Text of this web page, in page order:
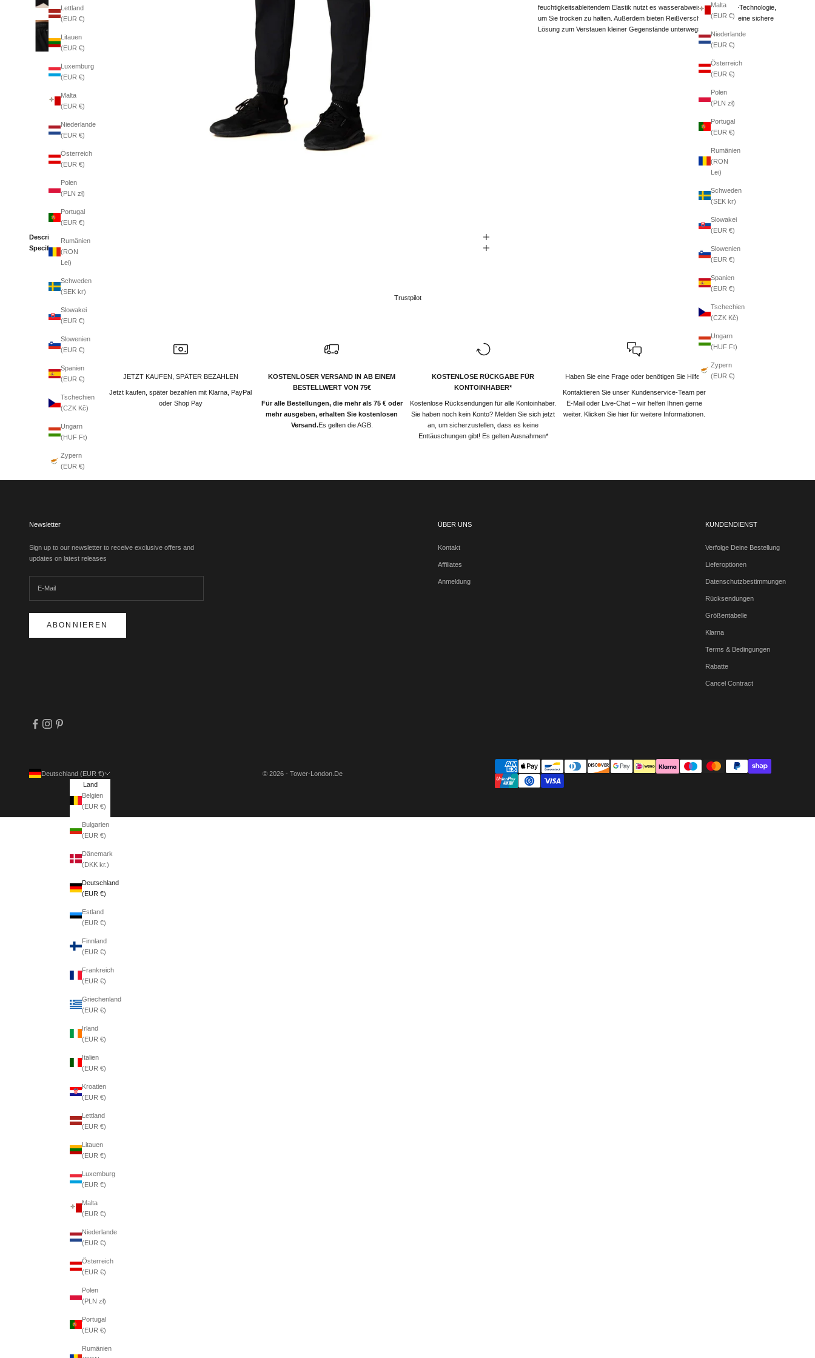
Malta
(EUR €)
Niederlande
(EUR €)
Österreich
(EUR €)
Polen
(PLN zł)
Portugal
(EUR €)
Rumänien
(RON
Lei)
Schweden
(SEK kr)
Slowakei
(EUR €)
Slowenien
(EUR €)
Spanien
(EUR €)
Tschechien
(CZK Kč)
Ungarn
(HUF Ft)
Zypern
(EUR €)
Lettland
(EUR €)
Litauen
(EUR €)
Luxemburg
(EUR €)
Malta
(EUR €)
Niederlande
(EUR €)
Österreich
(EUR €)
Polen
(PLN zł)
Portugal
(EUR €)
Rumänien
(RON
Lei)
Schweden
(SEK kr)
Slowakei
(EUR €)
Slowenien
(EUR €)
Spanien
(EUR €)
Tschechien
(CZK Kč)
Ungarn
(HUF Ft)
Zypern
(EUR €)
feuchtigkeitsableitendem Elastik nutzt es wasserabweisende Protek-Technologie,
um Sie trocken zu halten. Außerdem bieten Reißverschlusstaschen eine sichere
Lösung zum Verstauen kleiner Gegenstände unterwegs.
Description
Specifications
Trustpilot
JETZT KAUFEN, SPÄTER BEZAHLEN
Jetzt kaufen, später bezahlen mit Klarna, PayPal
oder Shop Pay
KOSTENLOSER VERSAND IN AB EINEM
BESTELLWERT VON 75€
Für alle Bestellungen, die mehr als 75 € oder
mehr ausgeben, erhalten Sie kostenlosen
Versand.Es gelten die AGB.
KOSTENLOSE RÜCKGABE FÜR
KONTOINHABER*
Kostenlose Rücksendungen für alle Kontoinhaber.
Sie haben noch kein Konto? Melden Sie sich jetzt
an, um sicherzustellen, dass es keine
Enttäuschungen gibt! Es gelten Ausnahmen*
Haben Sie eine Frage oder benötigen Sie Hilfe?
Kontaktieren Sie unser Kundenservice-Team per
E-Mail oder Live-Chat – wir helfen Ihnen gerne
weiter. Klicken Sie hier für weitere Informationen.
Newsletter
Sign up to our newsletter to receive exclusive offers and
updates on latest releases
ABONNIEREN
ÜBER UNS
Kontakt
Affiliates
Anmeldung
KUNDENDIENST
Verfolge Deine Bestellung
Lieferoptionen
Datenschutzbestimmungen
Rücksendungen
Größentabelle
Klarna
Terms & Bedingungen
Rabatte
Cancel Contract
Deutschland (EUR €)
Land
Belgien
(EUR €)
Bulgarien
(EUR €)
Dänemark
(DKK kr.)
Deutschland
(EUR €)
Estland
(EUR €)
Finnland
(EUR €)
Frankreich
(EUR €)
Griechenland
(EUR €)
Irland
(EUR €)
Italien
(EUR €)
Kroatien
(EUR €)
Lettland
(EUR €)
Litauen
(EUR €)
Luxemburg
(EUR €)
Malta
(EUR €)
Niederlande
(EUR €)
Österreich
(EUR €)
Polen
(PLN zł)
Portugal
(EUR €)
Rumänien
© 2026 - Tower-London.De